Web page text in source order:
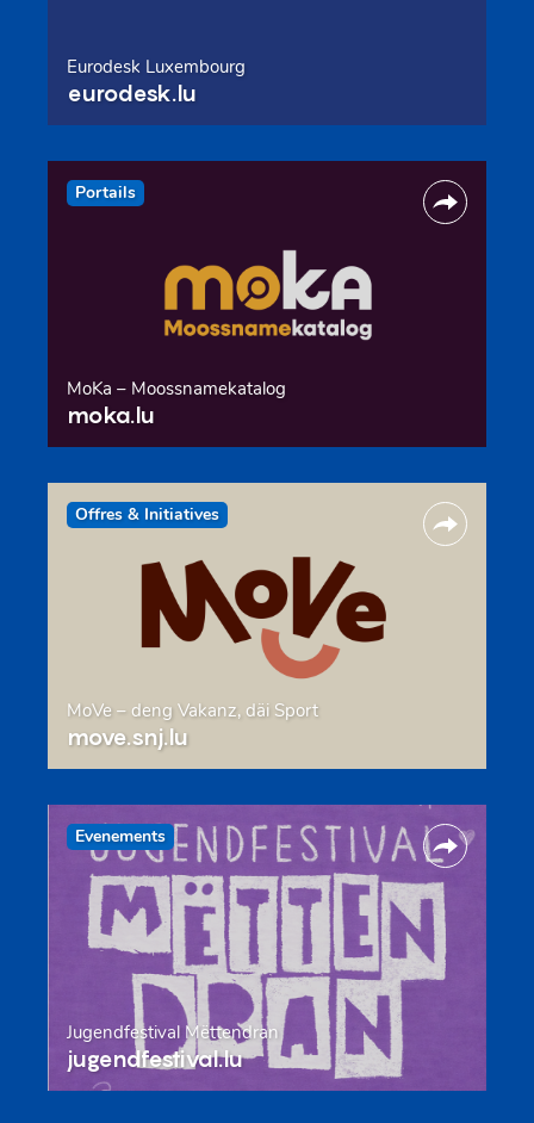
Eurodesk Luxembourg
eurodesk.lu
Portails
MoKa – Moossnamekatalog
moka.lu
Offres & Initiatives
MoVe – deng Vakanz, däi Sport
move.snj.lu
Evenements
Jugendfestival Mëttendran
jugendfestival.lu